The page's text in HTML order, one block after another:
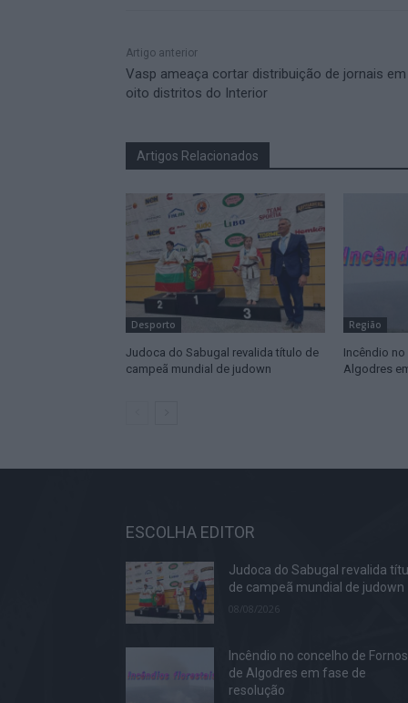
Artigo anterior
Vasp ameaça cortar distribuição de jornais em
oito distritos do Interior
Artigos Relacionados
Desporto
Judoca do Sabugal revalida título de
campeã mundial de judown
Região
Incêndio
Algodres
ESCOLHA EDITOR
Judoca do Sabugal revalida
de campeã mundial de judown
08/08/2026
Incêndio no concelho de Fornos
de Algodres em fase de
resolução